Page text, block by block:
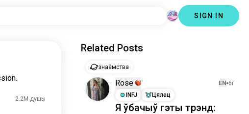
SIGN IN
2.2M душы
Related Posts
знаёмства
Rose EN 6г
INFJ
Цялец
Я ўбачыў гэты трэнд: